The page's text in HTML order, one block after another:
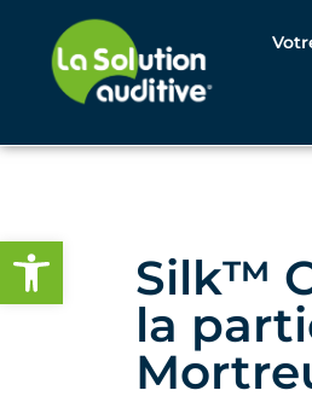
Ouvrir la barre
Silk™
la